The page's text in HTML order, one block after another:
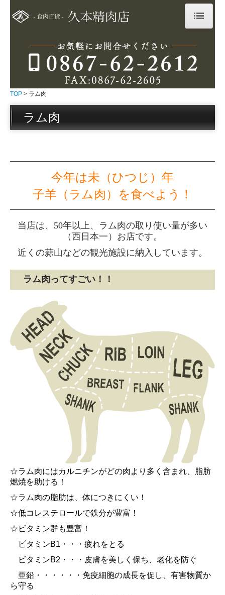
おすすめのイベリコ豚
ラム肉
特選和牛
湯けむり地鶏
店舗案内
西の横綱 露天風呂
お買い物ガイド・送料
BBQご注文フォーム
TOP ラム肉
ラム肉
今年は未（ひつじ）年
子羊（ラム肉）を食べよう！
当店は、50年以上、ラム肉の取り使い量が多い
（西日本一）お店です。
近くの蒜山などの観光施設に納入しています。
ラム肉ってすごい！！
☆ラム肉にはカルニチンがどの肉より多く含まれ、 脂肪
燃焼を助ける！
☆ラム肉の脂肪は、体につきにくい！
☆低コレステロールで鉄分が豊富！
☆ビタミン群も豊富！
ビタミンB1・・・疲れをとる
ビタミンB2・・・皮膚を美しく保ち、老化を防ぐ
亜鉛・・・・・・免疫細胞の成長を促し、有害物質か
ら守る